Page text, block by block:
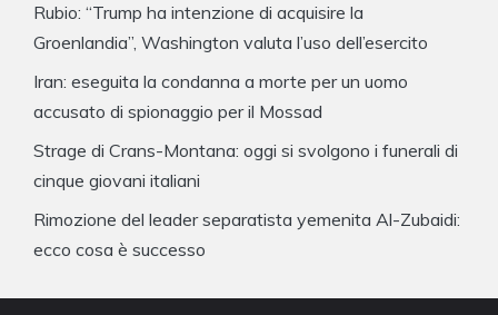
Rubio: “Trump ha intenzione di acquisire la
Groenlandia”, Washington valuta l’uso dell’esercito
Iran: eseguita la condanna a morte per un uomo
accusato di spionaggio per il Mossad
Strage di Crans-Montana: oggi si svolgono i funerali di
cinque giovani italiani
Rimozione del leader separatista yemenita Al-Zubaidi:
ecco cosa è successo